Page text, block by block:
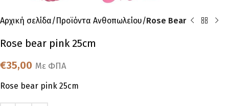
Αρχική σελίδα Προϊόντα Ανθοπωλείου Rose Bear
Rose bear pink 25cm
€35,00 Με ΦΠΑ
Rose bear pink 25cm